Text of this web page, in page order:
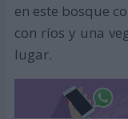
en este bosque
con ríos y una
lugar.